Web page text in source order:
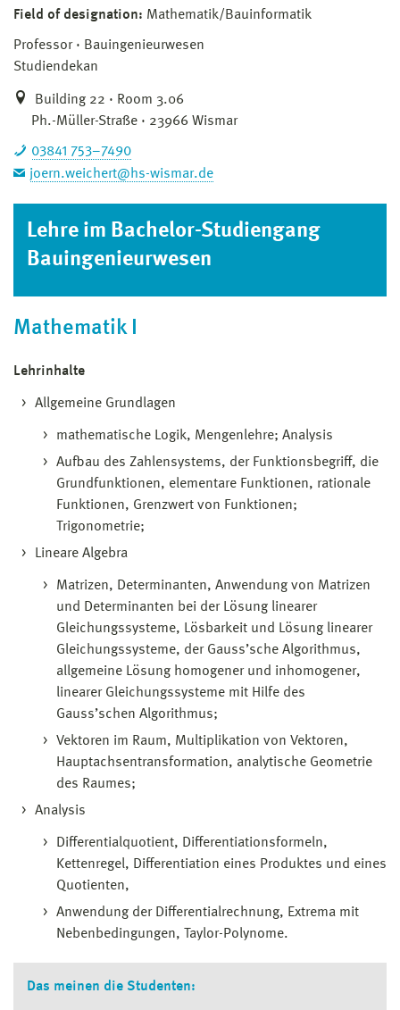
Field of designation: Mathematik/Bauinformatik
Professor
Bauingenieurwesen
Studiendekan
Building 22 · Room 3.06
Ph.-Müller-Straße · 23966 Wismar
03841 753–7490
joern.weichert@hs-wismar.de
Lehre im Bachelor-Studiengang
Bauingenieurwesen
Mathematik I
Lehrinhalte
Allgemeine Grundlagen
mathematische Logik, Mengenlehre; Analysis
Aufbau des Zahlensystems, der Funktionsbegriff, die
Grundfunktionen, elementare Funktionen, rationale
Funktionen, Grenzwert von Funktionen;
Trigonometrie;
Lineare Algebra
Matrizen, Determinanten, Anwendung von Matrizen
und Determinanten bei der Lösung linearer
Gleichungssysteme, Lösbarkeit und Lösung linearer
Gleichungssysteme, der Gauss’sche Algorithmus,
allgemeine Lösung homogener und inhomogener,
linearer Gleichungssysteme mit Hilfe des
Gauss’schen Algorithmus;
Vektoren im Raum, Multiplikation von Vektoren,
Hauptachsentransformation, analytische Geometrie
des Raumes;
Analysis
Differentialquotient, Differentiationsformeln,
Kettenregel, Differentiation eines Produktes und eines
Quotienten,
Anwendung der Differentialrechnung, Extrema mit
Nebenbedingungen, Taylor-Polynome.
Das meinen die Studenten: